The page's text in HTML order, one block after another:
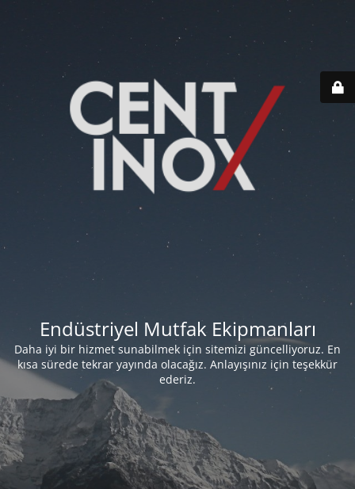
Endüstriyel Mutfak Ekipmanları
Daha iyi bir hizmet sunabilmek için sitemizi güncelliyoruz. En
kısa sürede tekrar yayında olacağız. Anlayışınız için teşekkür
ederiz.